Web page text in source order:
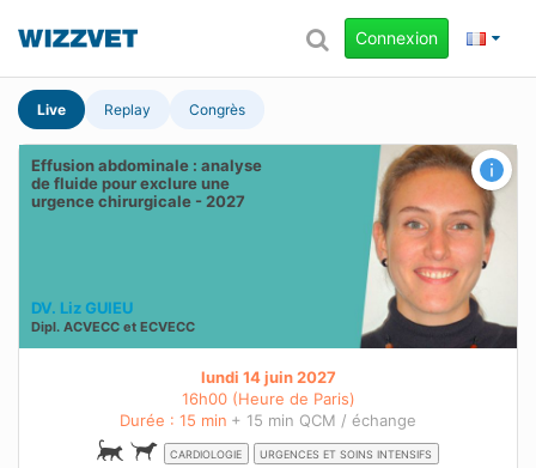
Connexion
Live Replay Congrès
Effusion abdominale : analyse
de fluide pour exclure une
urgence chirurgicale - 2027
DV. Liz GUIEU
Dipl. ACVECC et ECVECC
lundi 14 juin 2027
16h00 (Heure de Paris)
Durée : 15 min + 15 min QCM / échange
CARDIOLOGIE
URGENCES ET SOINS INTENSIFS